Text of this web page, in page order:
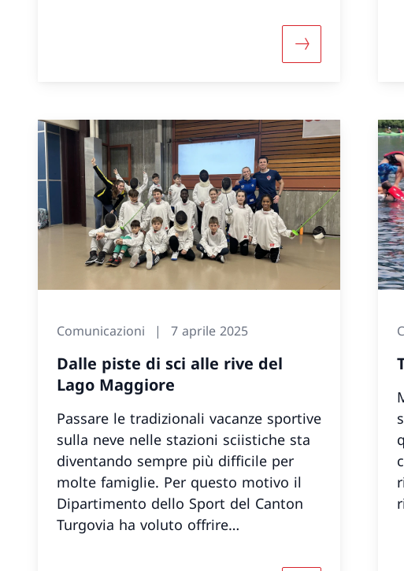
Maggiori
Comunicazioni 7 aprile 2025
Dalle piste di sci alle rive del
Lago Maggiore
Passare le tradizionali vacanze sportive
sulla neve nelle stazioni sciistiche sta
diventando sempre più difficile per
molte famiglie. Per questo motivo il
Dipartimento dello Sport del Canton
Turgovia ha voluto offrire